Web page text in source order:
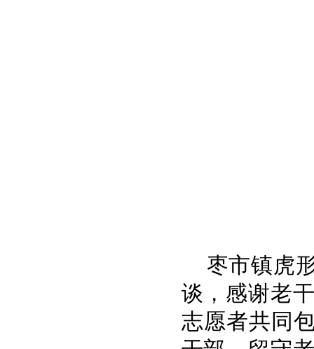
枣市镇虎
谈，感谢老
志愿者共同